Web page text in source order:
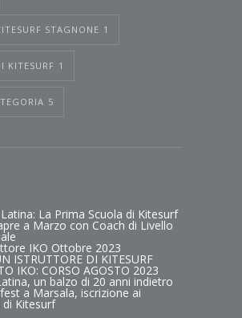
STAGNONE 1
KITESURF 1
5
La Prima Scuola di Kitesurf
a Marzo con Coach di Livello
IKO Ottobre 2023
ISTRUTTORE DI KITESURF
IKO: CORSO AGOSTO 2023
un balzo di 20 anni indietro
a Marsala, iscrizione ai
Kitesurf